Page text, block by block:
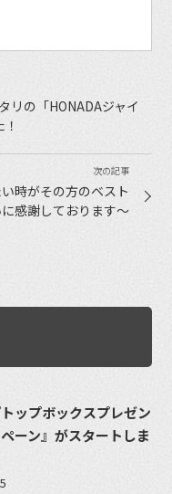
リの「HONADAジャイ
時がその方のベスト
感謝しております〜
ップボックスプレゼン
ーン』がスタートしま